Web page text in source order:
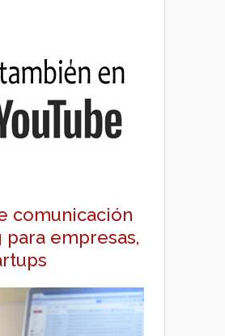
comunicación
para empresas,